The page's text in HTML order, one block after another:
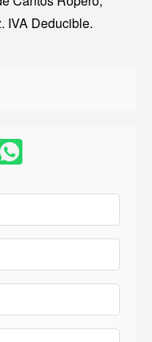
IVA Deducible.